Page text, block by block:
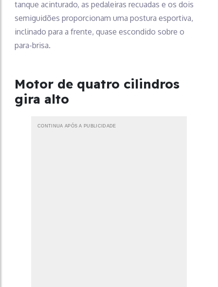
tanque acinturado, as pedaleiras recuadas e os dois
semiguidões proporcionam uma postura esportiva,
inclinado para a frente, quase escondido sobre o
para-brisa.
Motor de quatro cilindros
gira alto
CONTINUA APÓS A PUBLICIDADE